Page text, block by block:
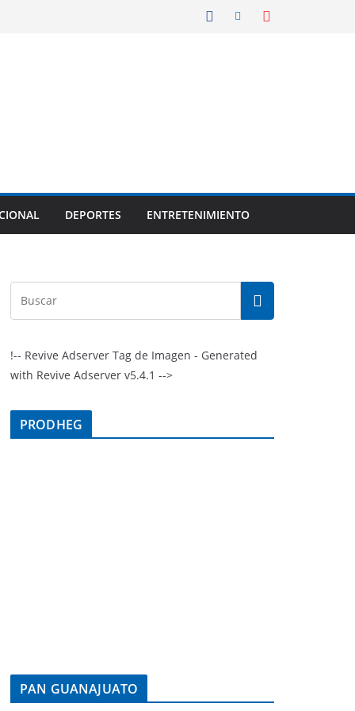
DEPORTES ENTRETENIMIENTO
!-- Revive Adserver Tag de Imagen - Generated
with Revive Adserver v5.4.1 -->
PRODHEG
PAN GUANAJUATO